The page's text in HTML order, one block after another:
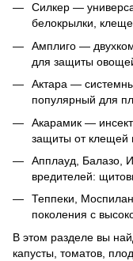
Силкер —
белокрылки,
Амплиго —
для защиты
Актара —
популярный для
Акарамик —
защиты от клещей
Апплауд, Балазо,
вредителей:
Теппеки,
поколения с
В этом разделе вы
капусты, томатов,